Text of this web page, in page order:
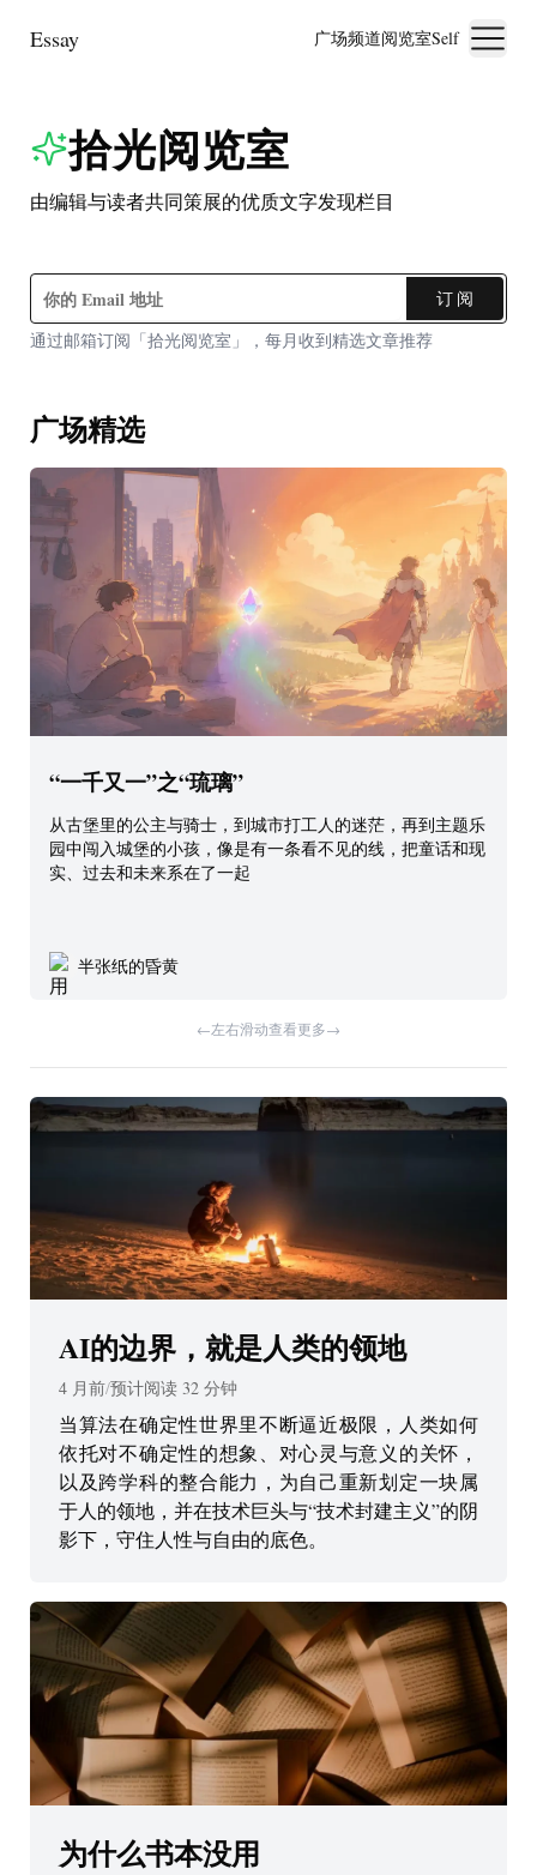
Essay 广场频道阅览室Self
拾光阅览室
由编辑与读者共同策展的优质文字发现栏目
订 阅
通过邮箱订阅「拾光阅览室」，每月收到精选文章推荐
广场精选
“一千又一”之“琉璃”
从古堡里的公主与骑士，到城市打工人的迷茫，再到主题乐
园中闯入城堡的小孩，像是有一条看不见的线，把童话和现
实、过去和未来系在了一起
半张纸的昏黄
←左右滑动查看更多→
AI的边界，就是人类的领地
4 月前/预计阅读 32 分钟
当算法在确定性世界里不断逼近极限，人类如何
依托对不确定性的想象、对心灵与意义的关怀，
以及跨学科的整合能力，为自己重新划定一块属
于人的领地，并在技术巨头与“技术封建主义”的阴
影下，守住人性与自由的底色。
为什么书本没用